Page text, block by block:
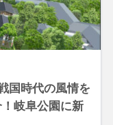
国時代の風情を
岐阜公園に新